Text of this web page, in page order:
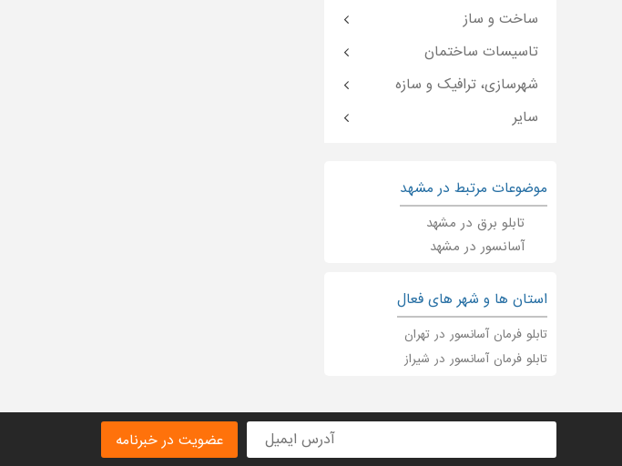
ساخت و ساز
تاسیسات ساختمان
شهرسازی، ترافیک و سازه
سایر
موضوعات مرتبط در مشهد
تابلو برق در مشهد
آسانسور در مشهد
استان ها و شهر های فعال
تابلو فرمان آسانسور در تهران
تابلو فرمان آسانسور در شیراز
عضویت در خبرنامه